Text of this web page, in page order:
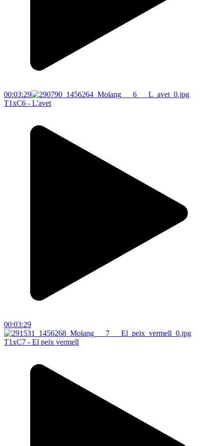
00:03:29
T1xC6 - L'avet
00:03:29
T1xC7 - El peix vermell